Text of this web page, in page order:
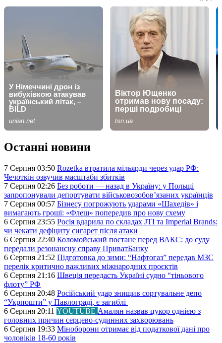
Останні новини
7 Серпня 03:50 Rozetka втратила мільярди через удар РФ:
Чечоткін озвучив масштаби збитків
7 Серпня 02:26 Без роботи — назад в Україну: у Польщі
запропонували депортувати військовозобов’язаних українців
7 Серпня 00:57 Бізнесу погрожують ударами «Шахедів» і
вимагають гроші: «Флеш» попередив про нову схему
6 Серпня 23:55 Росія вдарила по складах JTI та Imperial Brands:
чи чекати дефіциту сигарет після атаки
6 Серпня 22:40 Коломойський постане перед ВАКС: до суду
передали резонансну справу ПриватБанку
6 Серпня 21:52 Підготовка до зими: “Нафтогаз” передав МЗС
перелік критично важливих міжнародних проєктів
6 Серпня 21:16 Швеція передасть Україні судно “тіньового
флоту” РФ
6 Серпня 20:48 Російський удар знищив сортувальне депо
“Укрпошти” у Павлограді, є загиблі
6 Серпня 20:11 YOUTUBE Амалян назвав цукор однією з
головних причин серцево-судинних захворювань
6 Серпня 19:33 Міноборони отримає від податкової дані про
чоловіків 18-60 років